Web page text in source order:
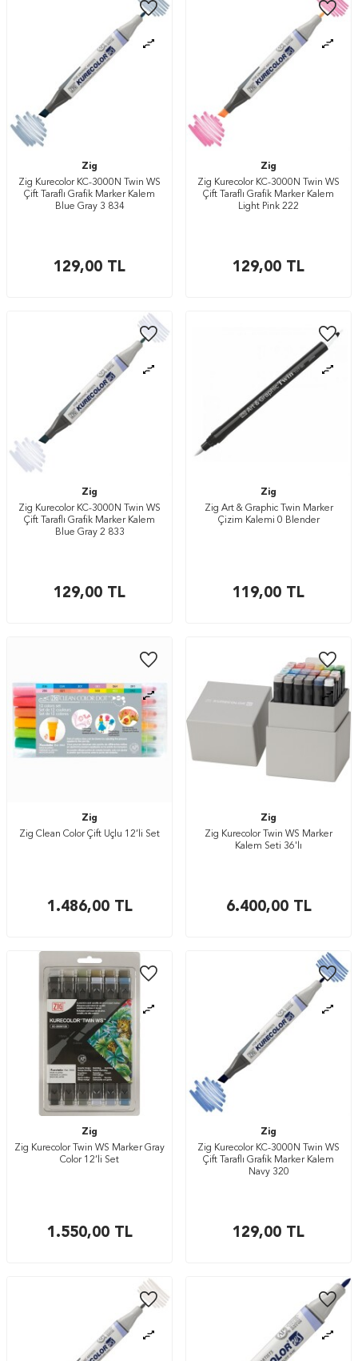
Zig
Zig Kurecolor KC-3000N Twin WS
Çift Taraflı Grafik Marker Kalem
Blue Gray 3 834
129,00 TL
Zig
Zig Kurecolor KC-3000N Twin WS
Çift Taraflı Grafik Marker Kalem
Light Pink 222
129,00 TL
Zig
Zig Kurecolor KC-3000N Twin WS
Çift Taraflı Grafik Marker Kalem
Blue Gray 2 833
129,00 TL
Zig
Zig Art & Graphic Twin Marker
Çizim Kalemi 0 Blender
119,00 TL
Zig
Zig Clean Color Çift Uçlu 12’li Set
1.486,00TL
Zig
Zig Kurecolor Twin WS Marker
Kalem Seti 36'lı
6.400,00TL
Zig
Zig Kurecolor Twin WS Marker Gray
Color 12’li Set
1.550,00TL
Zig
Zig Kurecolor KC-3000N Twin WS
Çift Taraflı Grafik Marker Kalem
Navy 320
129,00 TL